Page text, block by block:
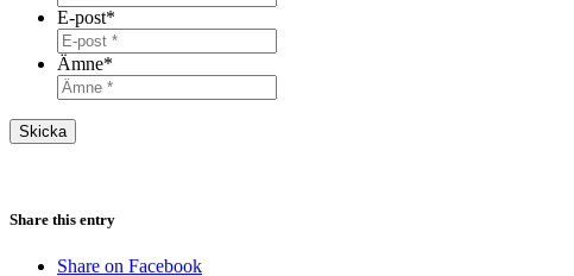
E-post*
Ämne*
Share this entry
Share on Facebook